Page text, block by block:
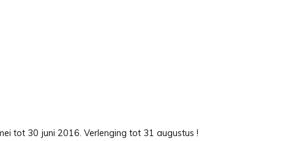
tot 30 juni 2016. Verlenging tot 31 augustus !